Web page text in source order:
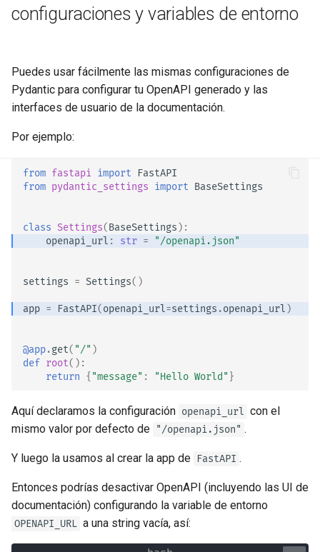
Manejo de Errores
Codificador compatible con
JSON
Body - Actualizaciones
Dependencias
Middleware
CORS (Cross-Origin Resource
Sharing)
(Relacionales)
Múltiples archivos
Tareas en Segundo Plano
Metadata y URLs de
de Entorno
Webhooks de OpenAPI
Incluyendo WSGI - Flask,
Django, otros
Generando SDKs
JSON con Bytes como
Base64
Chequeo estricto de Content-
Type
configuraciones y variables de entorno
Puedes usar fácilmente las mismas configuraciones de
Pydantic para configurar tu OpenAPI generado y las
interfaces de usuario de la documentación.
Por ejemplo:
from fastapi import
FastAPI
from pydantic_settings import BaseSettings
class Settings(BaseSettings ):
openapi_url : str = "/openapi.json"
settings = Settings()
app = FastAPI(openapi_url=settings .openapi_url )
@app.get( "/" )
def root():
return { "message" : "Hello World" }
Aquí declaramos la configuración openapi_url con el
mismo valor por defecto de "/openapi.json" .
Y luego la usamos al crear la app de FastAPI .
Entonces podrías desactivar OpenAPI (incluyendo las UI de
documentación) configurando la variable de entorno
OPENAPI_URL a una string vacía, así: